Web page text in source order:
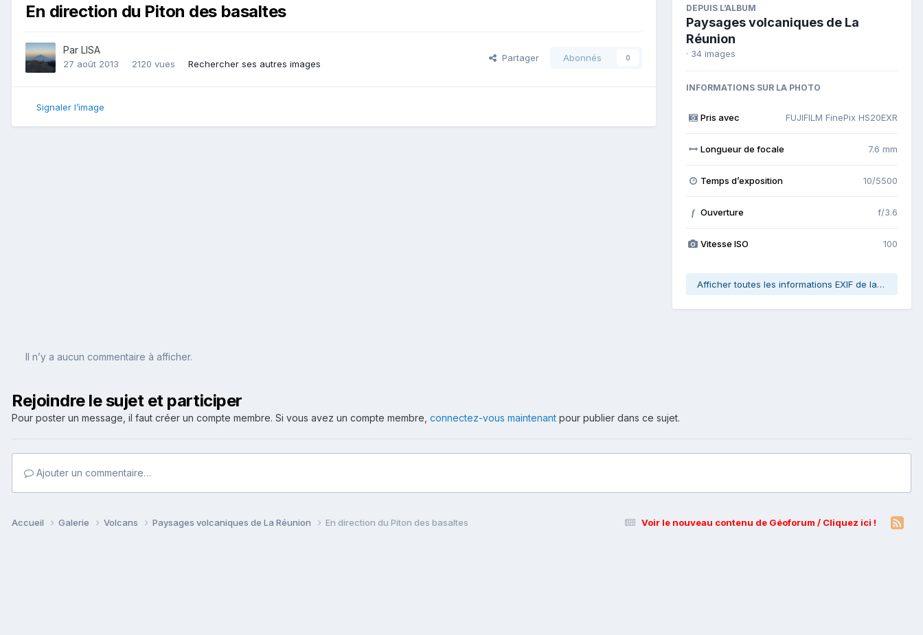
En direction du Piton des basaltes
Par LISA
27 août 2013 2120 vues Rechercher ses autres images
Partager Abonnés 0
Signaler l’image
DEPUIS L’ALBUM
Paysages volcaniques de La
Réunion
· 34 images
INFORMATIONS SUR LA PHOTO
Pris avec FUJIFILM FinePix HS20EXR
Longueur de focale 7.6 mm
Temps d’exposition 10/5500
f Ouverture f/3.6
Vitesse ISO 100
Afficher toutes les informations EXIF de la photo
Il n’y a aucun commentaire à afficher.
Rejoindre le sujet et participer
Pour poster un message, il faut créer un compte membre. Si vous avez un compte membre, connectez-vous maintenant pour publier dans ce sujet.
Ajouter un commentaire…
Voir le nouveau contenu de Géoforum / Cliquez ici !
Accueil Galerie Volcans Paysages volcaniques de La Réunion En direction du Piton des basaltes